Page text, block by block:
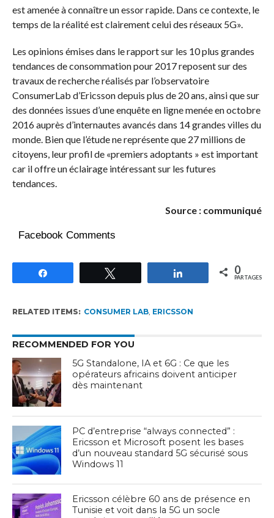
est amenée à connaître un essor rapide. Dans ce contexte, le
temps de la réalité est clairement celui des réseaux 5G».
Les opinions émises dans le rapport sur les 10 plus grandes
tendances de consommation pour 2017 reposent sur des
travaux de recherche réalisés par l’observatoire
ConsumerLab d’Ericsson depuis plus de 20 ans, ainsi que sur
des données issues d’une enquête en ligne menée en octobre
2016 auprès d’internautes avancés dans 14 grandes villes du
monde. Bien que l’étude ne représente que 27 millions de
citoyens, leur profil de «premiers adoptants » est important
car il offre un éclairage intéressant sur les futures
tendances.
Source : communiqué
Facebook Comments
Partagez 0
PARTAGES
RELATED ITEMS: CONSUMER LAB, ERICSSON
RECOMMENDED FOR YOU
5G Standalone, IA et 6G : Ce que les
opérateurs africains doivent anticiper
dès maintenant
PC d’entreprise “always connected” :
Ericsson et Microsoft posent les bases
d’un nouveau standard 5G sécurisé sous
Windows 11
Ericsson célèbre 60 ans de présence en
Tunisie et voit dans la 5G un socle